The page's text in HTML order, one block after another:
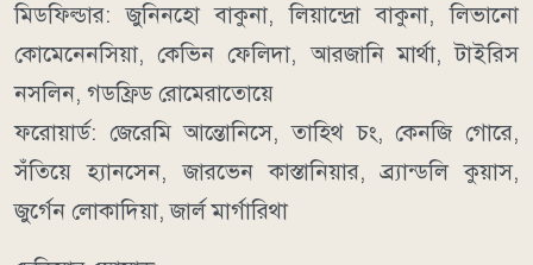
মিডফিল্ডার: জুনিনহো বাকুনা, লিয়ান্দ্রো বাকুনা, লিভানো
কোমেনেনসিয়া, কেভিন ফেলিদা, আরজানি মার্থা, টাইরিস
নসলিন, গডফ্রিড রোমেরাতোয়ে
ফরোয়ার্ড: জেরেমি আন্তোনিসে, তাহিথ চং, কেনজি গোরে,
সঁতিয়ে হ্যানসেন, জারভেন কাস্তানিয়ার, ব্র্যান্ডলি কুয়াস,
জুর্গেন লোকাদিয়া, জার্ল মার্গারিথা